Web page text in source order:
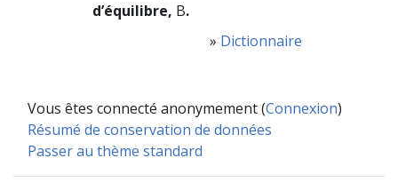
d’équilibre, B.
» Dictionnaire
Vous êtes connecté anonymement (Connexion)
Résumé de conservation de données
Passer au thème standard